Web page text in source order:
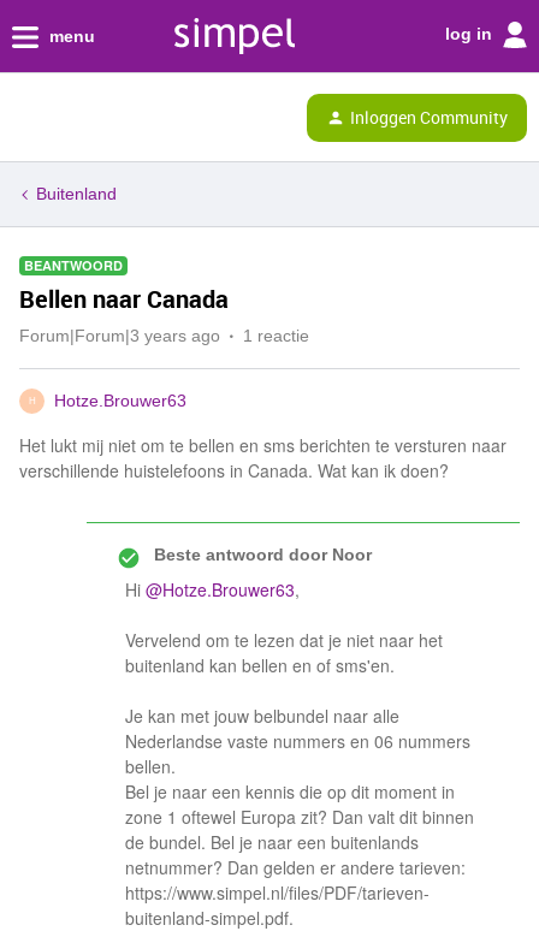
menu log in
Inloggen Community
Buitenland
BEANTWOORD
Bellen naar Canada
Forum|Forum|3 years ago 1 reactie
H Hotze.Brouwer63
Het lukt mij niet om te bellen en sms berichten te versturen naar
verschillende huistelefoons in Canada. Wat kan ik doen?
Beste antwoord doorNoor
Hi @Hotze.Brouwer63,
Vervelend om te lezen dat je niet naar het
buitenland kan bellen en of sms'en.
Je kan met jouw belbundel naar alle
Nederlandse vaste nummers en 06 nummers
bellen.
Bel je naar een kennis die op dit moment in
zone 1 oftewel Europa zit? Dan valt dit binnen
de bundel. Bel je naar een buitenlands
netnummer? Dan gelden er andere tarieven:
https://www.simpel.nl/files/PDF/tarieven-
buitenland-simpel.pdf.